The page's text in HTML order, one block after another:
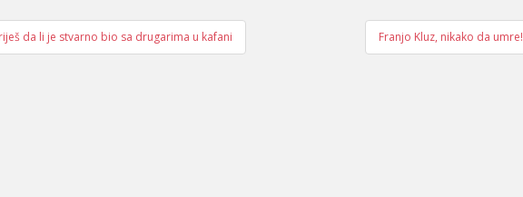
da li je stvarno bio sa drugarima u kafani Franjo Kluz, nikako da umre!